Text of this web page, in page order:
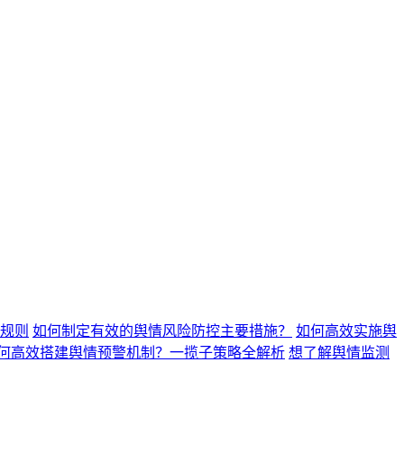
则 如何制定有效的舆情风险防控主要措施？
如何高效实施舆
高效搭建舆情预警机制？一揽子策略全解析 想了解舆情监测